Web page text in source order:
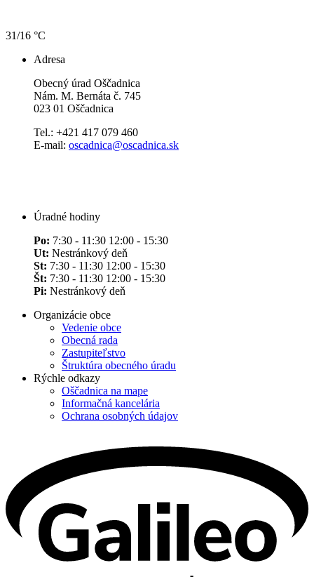
31/16 °C
Adresa
Obecný úrad Oščadnica
Nám. M. Bernáta č. 745
023 01 Oščadnica
Tel.: +421 417 079 460
E-mail: oscadnica@oscadnica.sk
Úradné hodiny
Po: 7:30 - 11:30 12:00 - 15:30
Ut: Nestránkový deň
St: 7:30 - 11:30 12:00 - 15:30
Št: 7:30 - 11:30 12:00 - 15:30
Pi: Nestránkový deň
Organizácie obce
Vedenie obce
Obecná rada
Zastupiteľstvo
Štruktúra obecného úradu
Rýchle odkazy
Oščadnica na mape
Informačná kancelária
Ochrana osobných údajov